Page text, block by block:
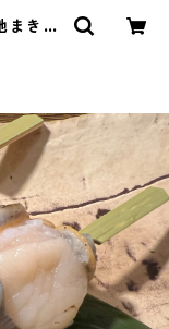
きホ